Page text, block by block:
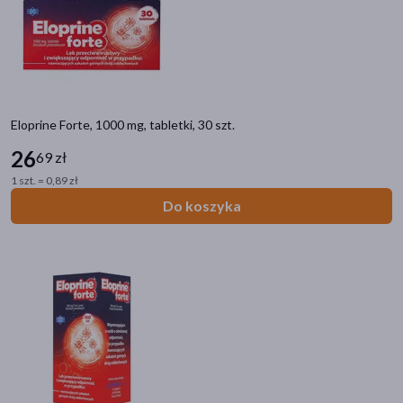
Eloprine Forte, 1000 mg, tabletki, 30 szt.
2669 zł
1 szt. = 0,89 zł
Do koszyka